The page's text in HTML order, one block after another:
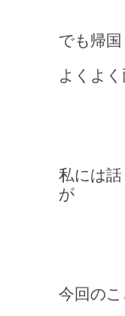
でも帰
よくよ
私には
が
今回の